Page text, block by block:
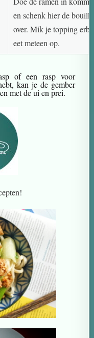
en schenk hier de
over. Mik je topping
eet meteen op.
of een rasp voor
kan je de gember
met de ui en prei.